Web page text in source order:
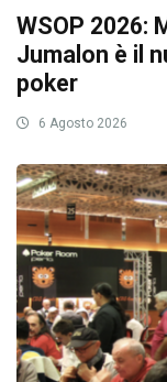
WSOP 2026:
Jumalon è il
poker
6 Agosto 2026